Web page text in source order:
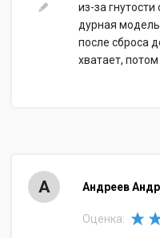
из-за
дурная
после сброса
хватает,
А Андреев
Оценка: